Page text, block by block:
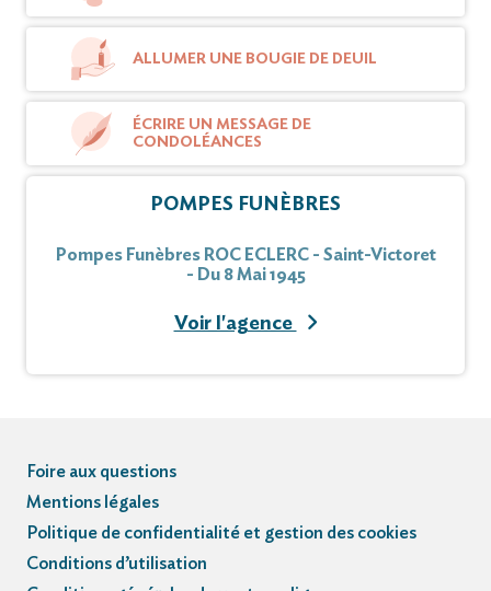
ALLUMER UNE BOUGIE DE DEUIL
ÉCRIRE UN MESSAGE DE
CONDOLÉANCES
POMPES FUNÈBRES
Pompes Funèbres ROC ECLERC - Saint-Victoret
- Du 8 Mai 1945
Voir l'agence
Foire aux questions
Mentions légales
Politique de confidentialité et gestion des cookies
Conditions d’utilisation